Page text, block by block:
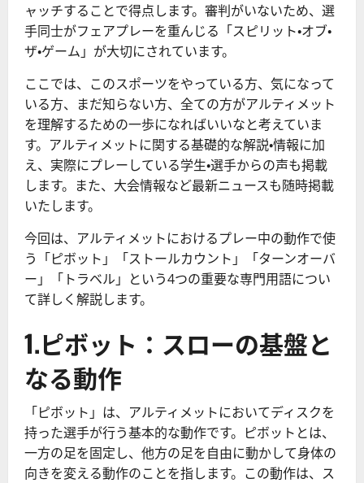
ャッチすることで得点します。審判がいないため、選
手同士がフェアプレーを重んじる「スピリット・オブ・
ザ・ゲーム」が大切にされています。
ここでは、このスポーツをやっている方、気になって
いる方、まだ知らない方、全ての方がアルティメット
を理解するための一歩になればいいなと考えていま
す。アルティメットに関する基礎的な解説・情報に加
え、実際にプレーしている学生・選手からの声も掲載
します。また、大会情報など最新ニュースも随時掲載
いたします。
今回は、アルティメットにおけるプレー中の動作で使
う「ピボット」「ストールカウント」「ターンオーバ
ー」「トラベル」という4つの重要な専門用語につい
て詳しく解説します。
1.ピボット：スローの基盤と
なる動作
「ピボット」は、アルティメットにおいてディスクを
持った選手が行う基本的な動作です。ピボットとは、
一方の足を固定し、他方の足を自由に動かして身体の
向きを変える動作のことを指します。この動作は、ス